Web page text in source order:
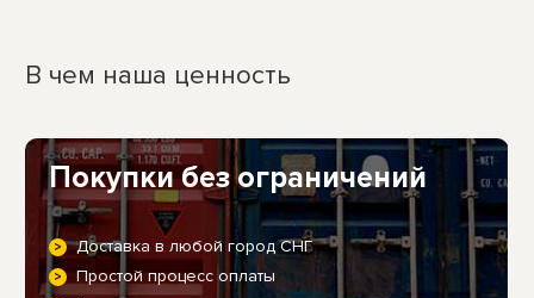
В чем наша ценность
Покупки без ограничений
Доставка в любой город СНГ
Простой процесс оплаты